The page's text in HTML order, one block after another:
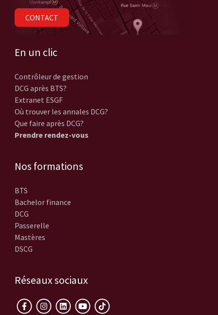
CONTACT
En un clic
Contrôleur de gestion
DCG après BTS?
Extranet ESGF
Où trouver les annales DCG?
Que faire après DCG?
Prendre rendez-vous
Nos formations
BTS
Bachelor finance
DCG
Passerelle
Mastères
DSCG
Réseaux sociaux